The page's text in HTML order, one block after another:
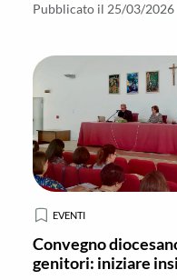
Pubblicato il 25/03/2026
EVENTI
Convegno
genitori: iniziare